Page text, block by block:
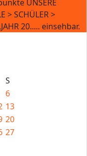
UNSERE
> SCHÜLER >
20..... einsehbar.
S
6
13
20
27